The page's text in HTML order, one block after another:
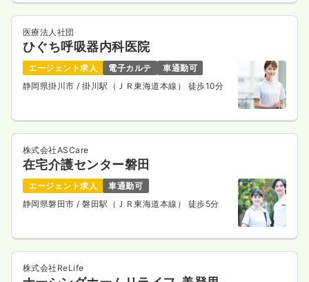
医療法人社団
ひぐち呼吸器内科医院
エージェント求人 電子カルテ
車通勤可
静岡県掛川市 / 掛川駅（ＪＲ東海道本線） 徒歩10分
株式会社ASCare
在宅介護センター磐田
エージェント求人
車通勤可
静岡県磐田市 / 磐田駅（ＪＲ東海道本線） 徒歩5分
株式会社ReLife